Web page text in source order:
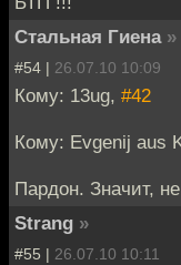
Стальная Гиена »
#54 | 26.07.10 10:09
Кому: 13ug, #42
Кому: Evgenij aus
Пардон. Значит,
Strang »
#55 | 26.07.10 10:11